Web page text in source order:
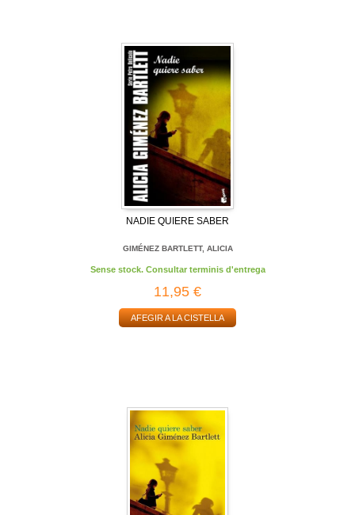
NADIE QUIERE SABER
GIMÉNEZ BARTLETT, ALICIA
Sense stock. Consultar terminis d'entrega
11,95 €
AFEGIR A LA CISTELLA